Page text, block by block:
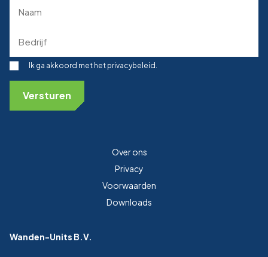
(Required)
(Required)
Toestemming
Ik ga akkoord met het privacybeleid.
Over ons
Privacy
Voorwaarden
Downloads
Wanden-Units B.V.